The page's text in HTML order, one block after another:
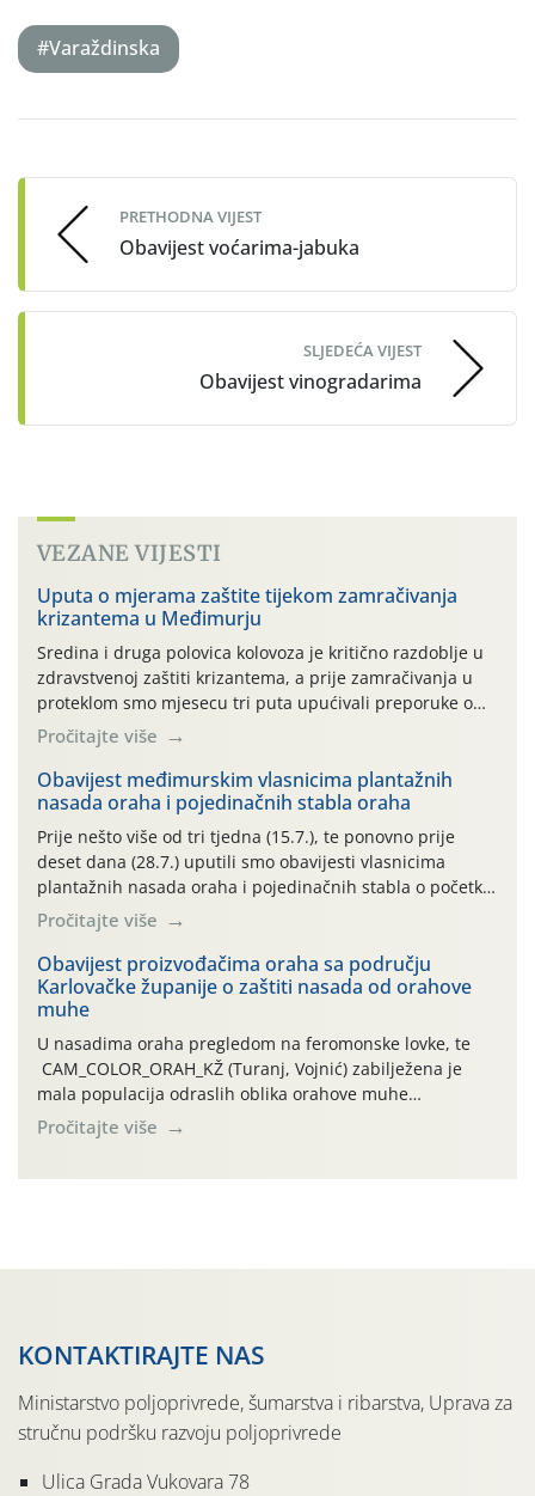
#Varaždinska
navigation
PRETHODNA VIJEST
Obavijest voćarima-jabuka
SLJEDEĆA VIJEST
Obavijest vinogradarima
VEZANE VIJESTI
Uputa o mjerama zaštite tijekom zamračivanja
krizantema u Međimurju
Sredina i druga polovica kolovoza je kritično razdoblje u
zdravstvenoj zaštiti krizantema, a prije zamračivanja u
proteklom smo mjesecu tri puta upućivali preporuke o
preventivnim mjerama zaštite krizantema od najčešćih
uzročnika bolesti, štetnika i fito-fagnih grinja (23.7., 14.7.,
06.7.)! Na početku ovog mjeseca je zabilježeno je
povijesno i ekstremno vruće meteorološko razdoblje, uz
najviše temperature […]
Pročitajte više
Obavijest međimurskim vlasnicima plantažnih
nasada oraha i pojedinačnih stabla oraha
Prije nešto više od tri tjedna (15.7.), te ponovno prije
deset dana (28.7.) uputili smo obavijesti vlasnicima
plantažnih nasada oraha i pojedinačnih stabla o početku
leta i ovogodišnjoj potrebi usmjerenog suzbijanja
orahove muhe (Rhagoletis completa)! Već dvanaest dana
traje drugi ovogodišnji “toplinski udar”, koji naročito
izražen zadnja šest dana (31.7.-05.8.), jer najviše
temperature zraka svakodnevno […]
Pročitajte više
Obavijest proizvođačima oraha sa području
Karlovačke županije o zaštiti nasada od orahove
muhe
U nasadima oraha pregledom na feromonske lovke, te
CAM_COLOR_ORAH_KŽ (Turanj, Vojnić) zabilježena je
mala populacija odraslih oblika orahove muhe
(Rhagoletis completa). Niska brojnost može se objasniti
činjenicom da je riječ o mladim nasadima s vrlo malim
Pročitajte više
KONTAKTIRAJTE NAS
Ministarstvo poljoprivrede, šumarstva i ribarstva, Uprava za
stručnu podršku razvoju poljoprivrede
Ulica Grada Vukovara 78